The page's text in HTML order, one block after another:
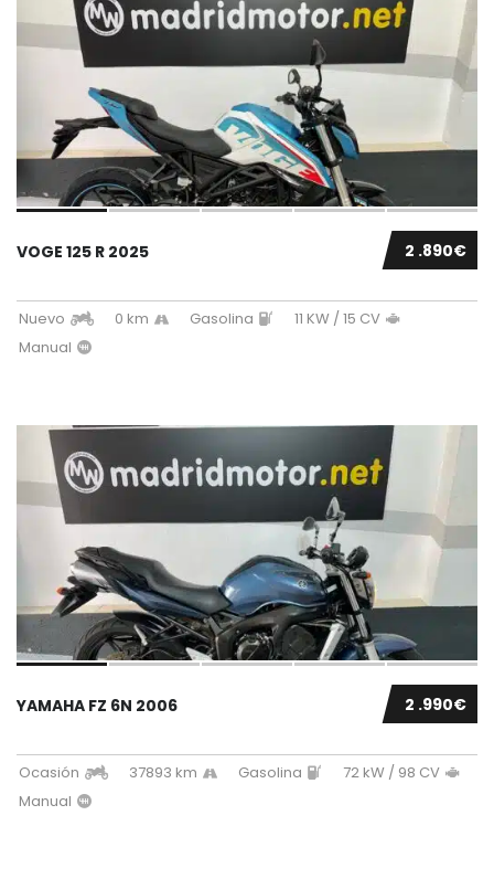
2 .890€
VOGE 125 R 2025
Nuevo 0 km Gasolina
11 KW / 15 CV
Manual
2 .990€
YAMAHA FZ 6N 2006
Ocasión 37893 km Gasolina
72 kW / 98 CV
Manual